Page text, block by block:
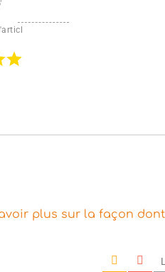
plus sur la façon